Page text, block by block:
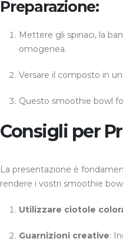
Preparazione:
Mettere gli spinaci, la
omogenea.
Versare il composto in
Questo smoothie bowl
Consigli per
La presentazione è
rendere i vostri smoothie
Utilizzare ciotole
Guarnizioni creative: